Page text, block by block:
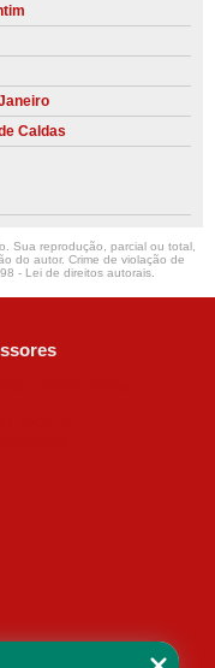
Caldas
Sua reprodução, parcial ou total,
do autor. Crime de violação de
- Lei de direitos autorais.